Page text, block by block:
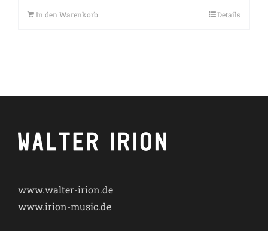
In den Warenkorb Details
www.walter-irion.de
www.irion-music.de